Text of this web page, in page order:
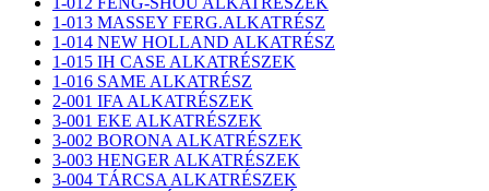
1-013 MASSEY FERG.ALKATRÉSZ
1-014 NEW HOLLAND ALKATRÉSZ
1-015 IH CASE ALKATRÉSZEK
1-016 SAME ALKATRÉSZ
2-001 IFA ALKATRÉSZEK
3-001 EKE ALKATRÉSZEK
3-002 BORONA ALKATRÉSZEK
3-003 HENGER ALKATRÉSZEK
3-004 TÁRCSA ALKATRÉSZEK